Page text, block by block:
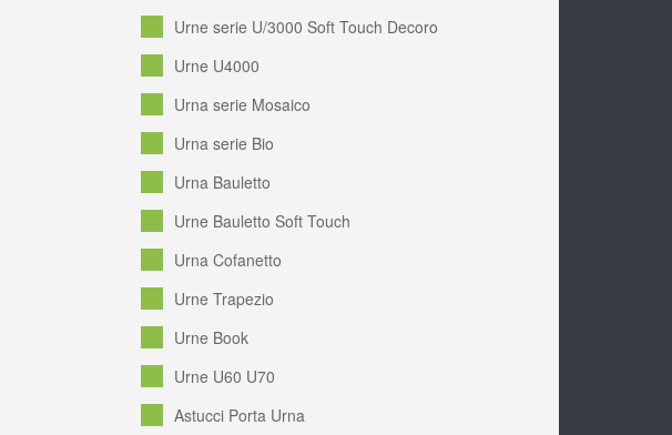
Urne serie U/3000 Soft Touch Decoro
Urne U4000
Urna serie Mosaico
Urna serie Bio
Urna Bauletto
Urne Bauletto Soft Touch
Urna Cofanetto
Urne Trapezio
Urne Book
Urne U60 U70
Astucci Porta Urna